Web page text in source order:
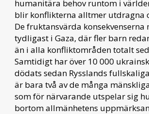
humanitära behov runtom i
blir konflikterna alltmer utdragna
De fruktansvärda konsekvenserna
tydligast i Gaza, där fler barn
än i alla konfliktområden totalt
Samtidigt har över 10 000
dödats sedan Rysslands
är bara två av de många
som för närvarande utspelar sig
bortom allmänhetens